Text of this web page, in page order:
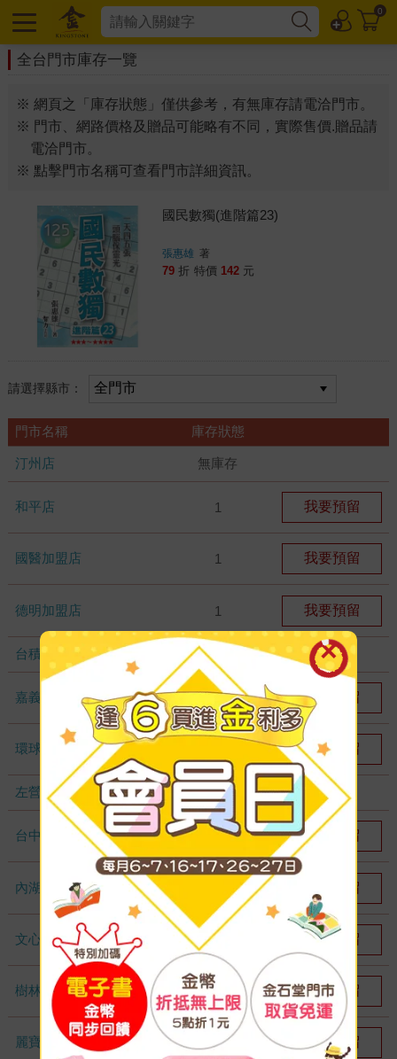
0
全台門市庫存一覽
※ 網頁之「庫存狀態」僅供參考，有無庫存請電洽門市。
※ 門市、網路價格及贈品可能略有不同，實際售價.贈品請
電洽門市。
※ 點擊門市名稱可查看門市詳細資訊。
國民數獨(進階篇23)
張惠雄 著
79 折 特價 142 元
請選擇縣市：
門市名稱 庫存狀態
汀州店 無庫存
和平店 1 我要預留
國醫加盟店 1 我要預留
德明加盟店 1 我要預留
台積店 無庫存
嘉義耐斯店 1 我要預留
環球店 我要預留
左營店 無庫存
台中秀泰店 1 我要預留
內湖大潤發 我要預留
文心店 2 我要預留
樹林店 1 我要預留
麗寶店 1 我要預留